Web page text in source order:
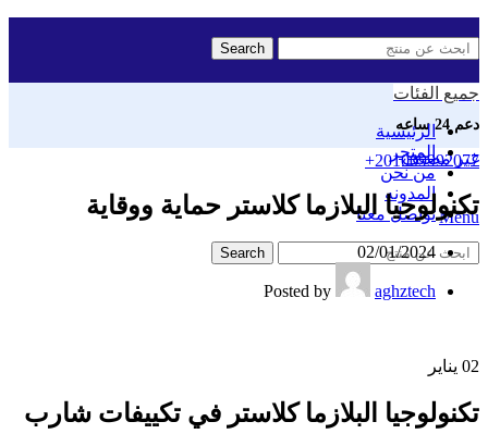
Search
دعم 24 ساعه
+201009992077
Menu
جميع الفئات
الرئيسية
المتجر
من نحن
المدونه
تواصل معنا
Search
غير مصنف
تكنولوجيا البلازما كلاستر حماية ووقاية
02/01/2024
Posted by aghztech
02 يناير
تكنولوجيا البلازما كلاستر في تكييفات شارب